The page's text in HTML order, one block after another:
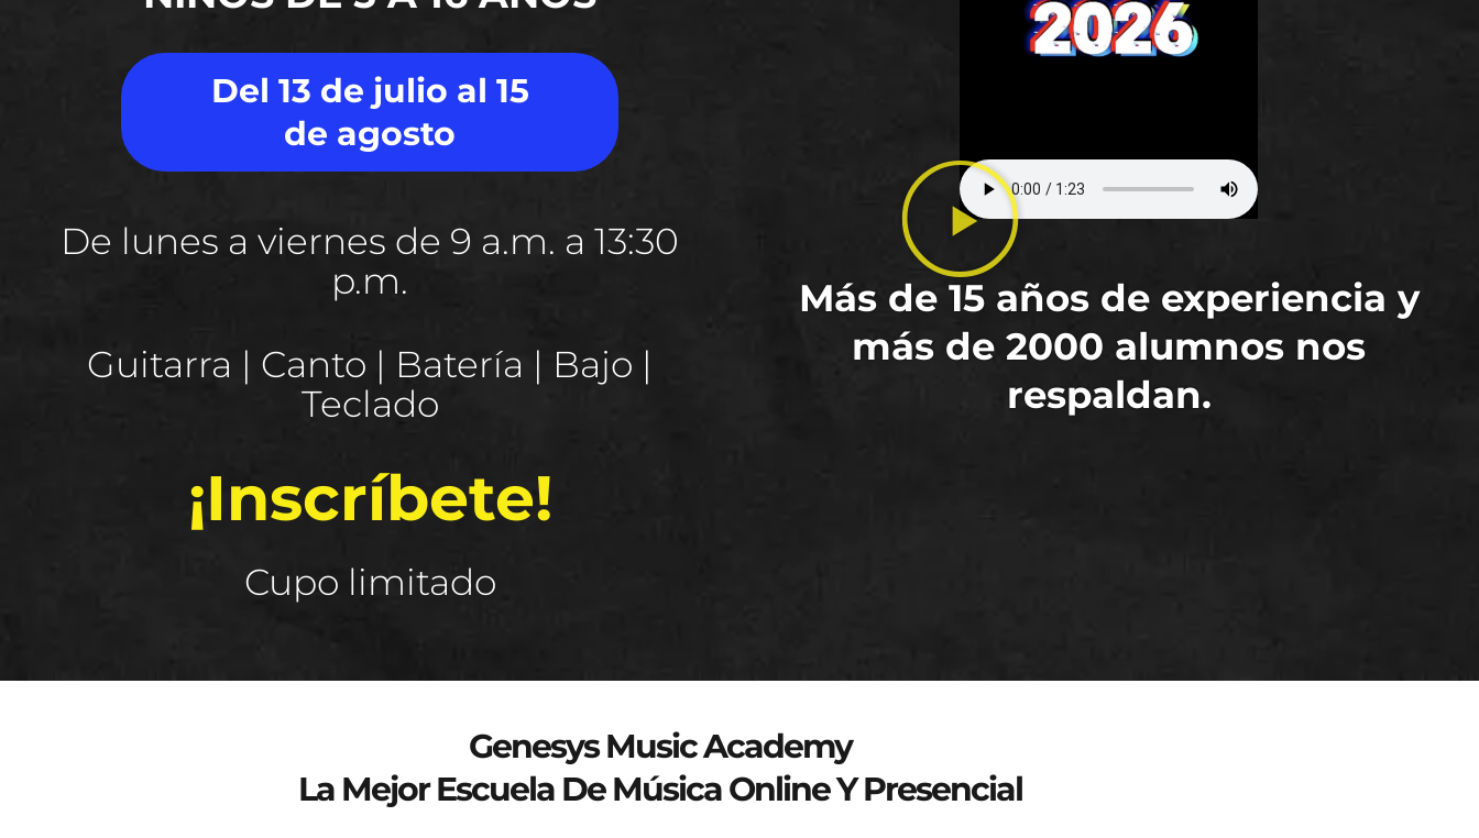
Del 13 de julio al 15
de agosto
De lunes a viernes de 9 a.m. a 13:30
p.m.
Guitarra | Canto | Batería | Bajo |
Teclado
¡Inscríbete!
Cupo limitado
Más de 15 años de experiencia y
más de 2000 alumnos nos
respaldan.
Genesys Music Academy
La Mejor Escuela De Música Online Y Presencial